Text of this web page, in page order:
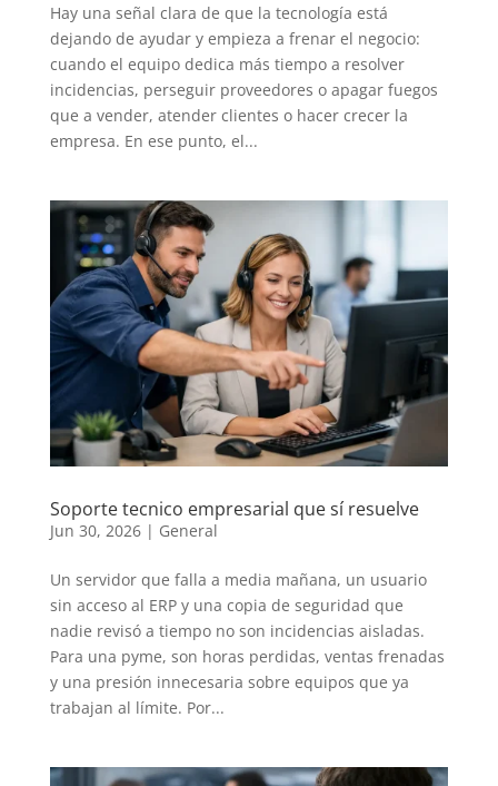
Hay una señal clara de que la tecnología está
dejando de ayudar y empieza a frenar el negocio:
cuando el equipo dedica más tiempo a resolver
incidencias, perseguir proveedores o apagar fuegos
que a vender, atender clientes o hacer crecer la
empresa. En ese punto, el...
Soporte tecnico empresarial que sí resuelve
Jun 30, 2026| General
Un servidor que falla a media mañana, un usuario
sin acceso al ERP y una copia de seguridad que
nadie revisó a tiempo no son incidencias aisladas.
Para una pyme, son horas perdidas, ventas frenadas
y una presión innecesaria sobre equipos que ya
trabajan al límite. Por...